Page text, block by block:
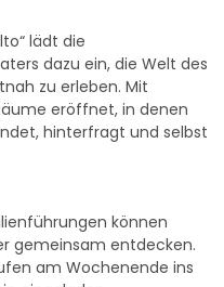
dazu ein, die Welt des
zu erleben. Mit
eröffnet, in denen
hinterfragt und selbst
gemeinsam entdecken.
am Wochenende ins
eingeladen.